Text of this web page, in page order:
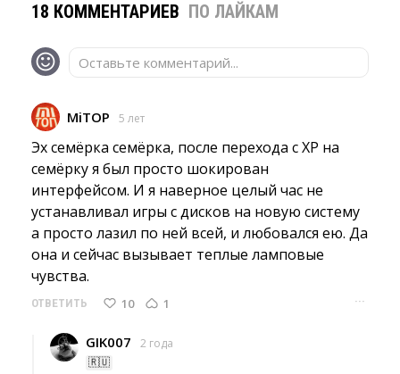
18 КОММЕНТАРИЕВ ПО ЛАЙКАМ
Оставьте комментарий...
MiTOP 5 лет
Эх семёрка семёрка, после перехода с XP на
семёрку я был просто шокирован
интерфейсом. И я наверное целый час не
устанавливал игры с дисков на новую систему
а просто лазил по ней всей, и любовался ею. Да
она и сейчас вызывает теплые ламповые
чувства.
ОТВЕТИТЬ 10 1 ···
GIK007
2 года
🇷🇺